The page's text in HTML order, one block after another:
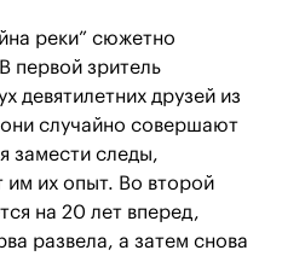
реки” сюжетно
первой зритель
девятилетних друзей из
случайно совершают
замести следы,
им их опыт. Во второй
на 20 лет вперед,
развела, а затем снова